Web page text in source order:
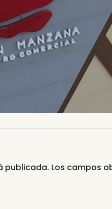
publicada. Los campos